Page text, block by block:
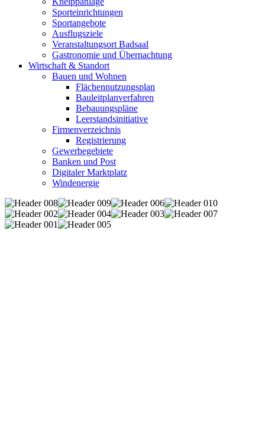
Sporteinrichtungen
Sportangebote
Ausflugsziele
Veranstaltungsort Badsaal
Gastronomie und Übernachtung
Wirtschaft & Standort
Bauen und Wohnen
Flächennutzungsplan
Bauleitplanverfahren
Bebauungspläne
Leerstandsinitiative
Firmenverzeichnis
Registrierung
Gewerbegebiete
Banken und Post
Digitaler Marktplatz
Windenergie